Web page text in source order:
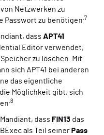
Netzwerken zu
Passwort zu benötigen .7
dass APT41
Editor verwendet,
zu löschen. Mit
sich APT41 bei anderen
das eigentliche
Möglichkeit gibt, sich
.8
dass FIN13 das
als Teil seiner Pass